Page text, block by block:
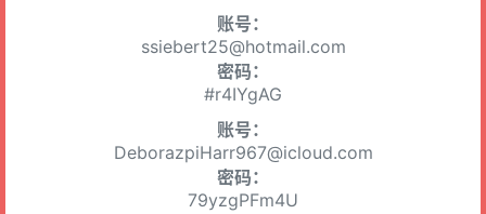
账号：
ssiebert25@hotmail.com
密码：
#r4IYgAG
账号：
DeborazpiHarr967@icloud.com
密码：
79yzgPFm4U